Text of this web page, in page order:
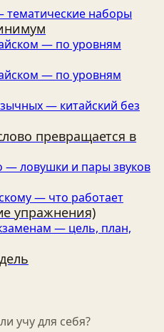
тематические наборы
— по уровням
— по уровням
— китайский без
превращается в
— ловушки и пары звуков
— что работает
упражнения)
— цель, план,
учу для себя?